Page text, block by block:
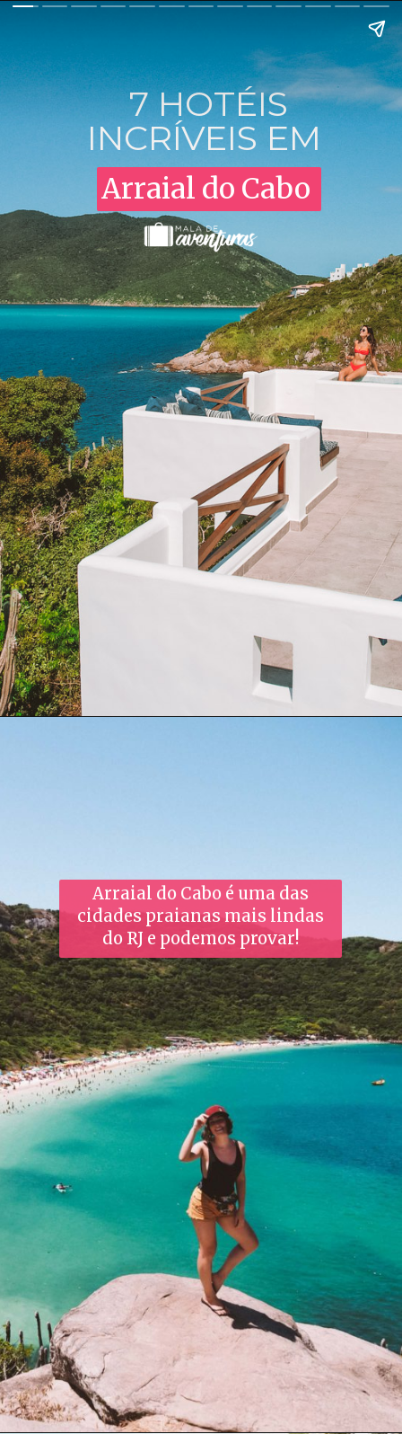
7 HOTÉIS
INCRÍVEIS EM
Arraial do Cabo
Arraial do Cabo
Arraial do Cabo é uma das
cidades praianas mais lindas
do RJ e podemos provar!